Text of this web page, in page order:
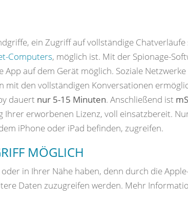
ein Zugriff auf vollständige
Computers, möglich ist. Mit der Spionage-
auf dem Gerät möglich. Soziale
mit den vollständigen Konversationen
dauert nur 5-15 Minuten. Anschließend ist
erworbenen Lizenz, voll einsatzbereit.
iPhone oder iPad befinden, zugreifen.
MÖGLICH
in Ihrer Nähe haben, denn durch die
Daten zuzugreifen werden. Mehr